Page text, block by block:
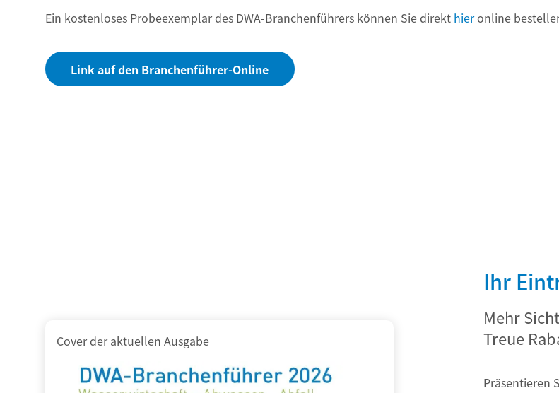
Ein kostenloses Probeexemplar des DWA-Branchenführers können Sie direkt hieronline
Link auf den Branchenführer-Online
Ihr
Mehr
Treue
Präsentieren
Cover der aktuellen Ausgabe